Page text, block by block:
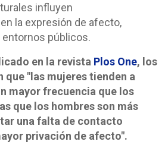
influyen
la expresión de afecto,
públicos.
en la revista Plos One, los
que "las mujeres tienden a
mayor frecuencia que los
que los hombres son más
una falta de contacto
privación de afecto".